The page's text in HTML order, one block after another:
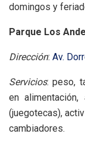
domingos y
Parque Los
Dirección: Av.
Servicios: peso,
en
(juegotecas),
cambiadores.